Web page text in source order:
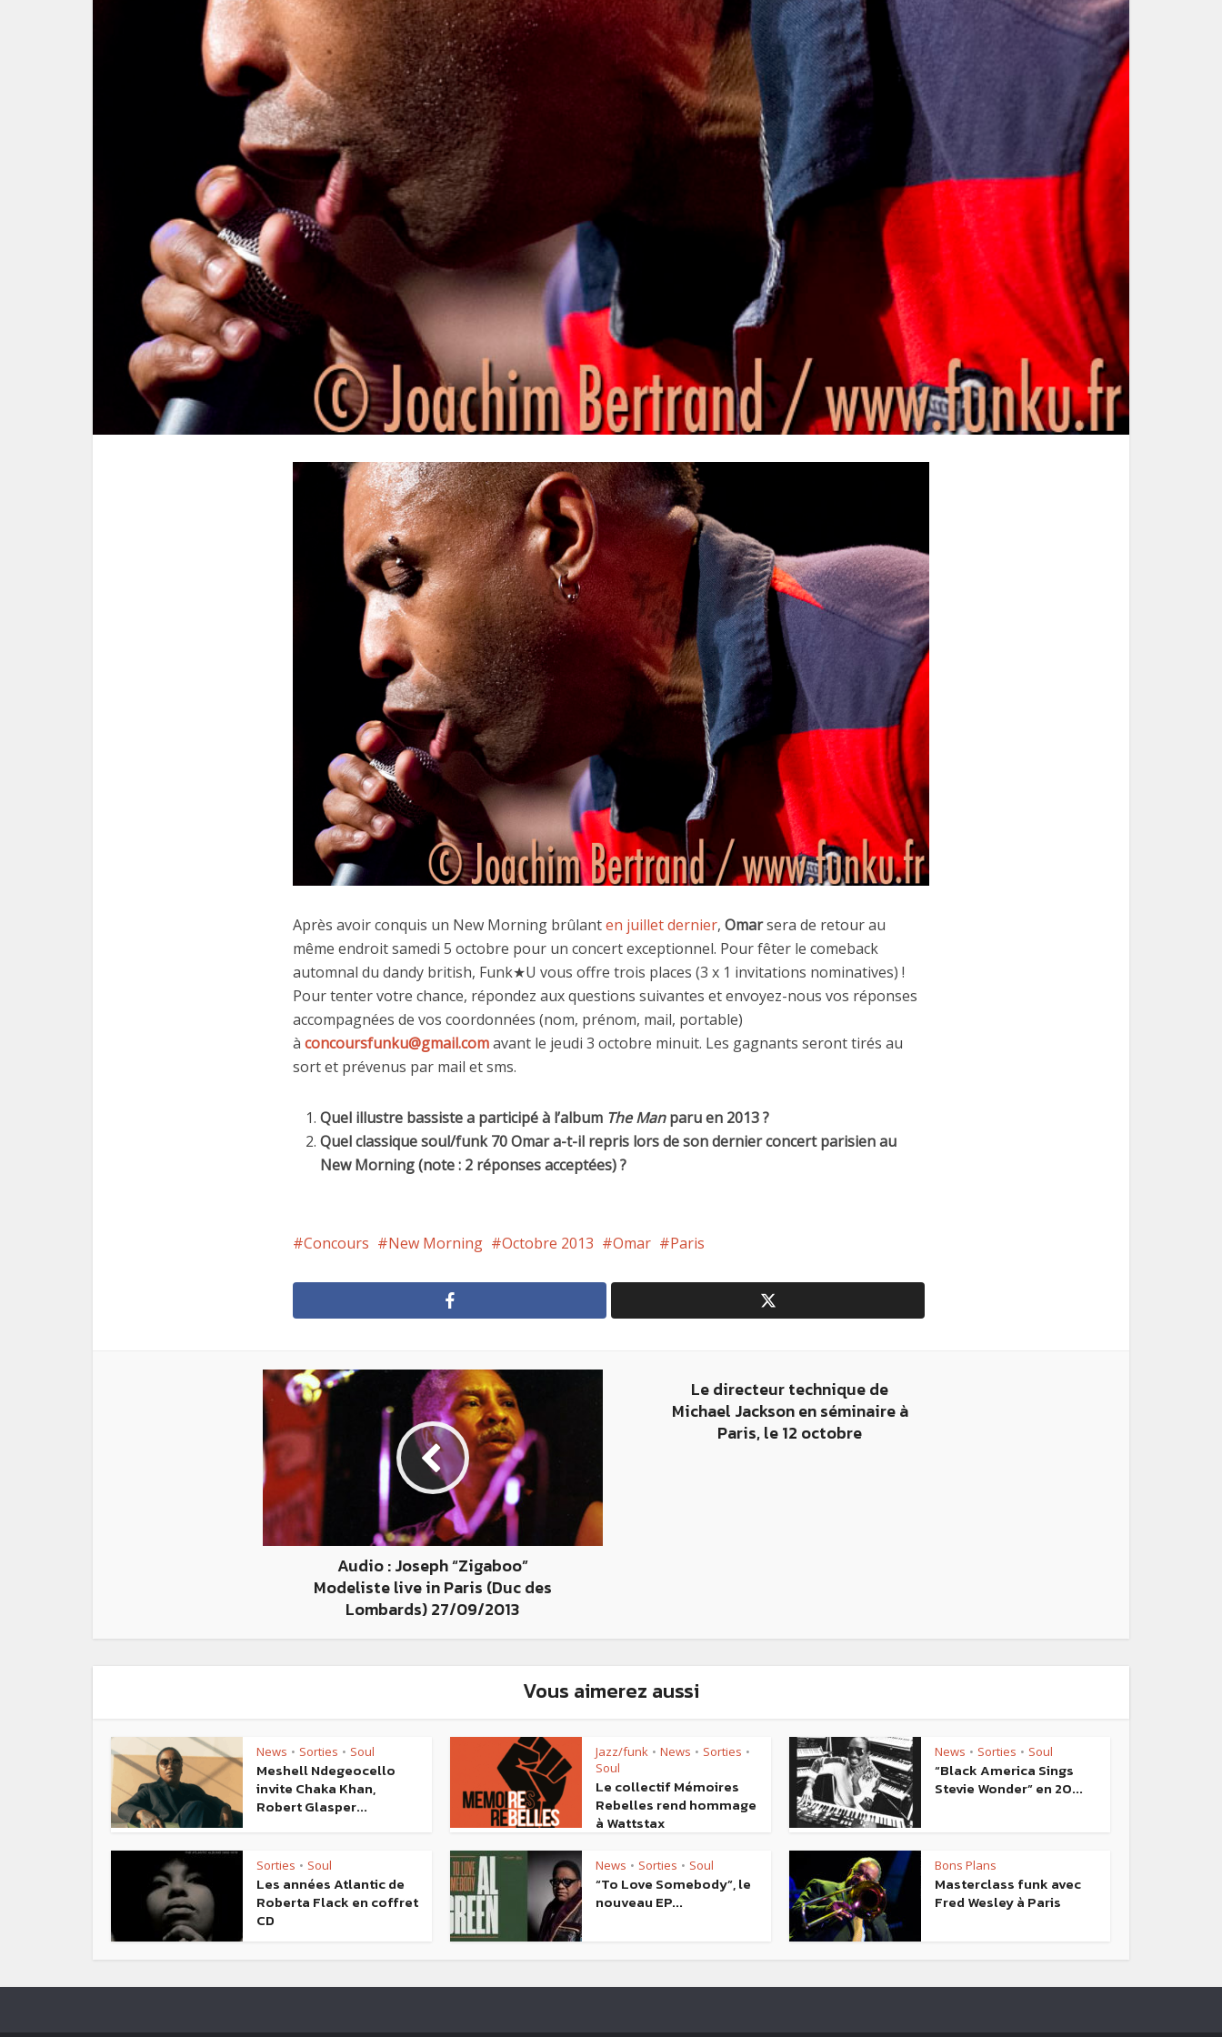
Après avoir conquis un New Morning brûlanten juillet dernier, Omarsera de retour au
même endroit samedi 5 octobre pour un concert exceptionnel. Pour fêter le comeback
automnal du dandy british, Funk★U vous offre trois places (3 x 1 invitations nominatives) !
Pour tenter votre chance, répondez aux questions suivantes et envoyez-nous vos réponses
accompagnées de vos coordonnées (nom, prénom, mail, portable)
à concoursfunku@gmail.comavant le jeudi 3 octobre minuit. Les gagnants seront tirés au
sort et prévenus par mail et sms.
Quel illustre bassiste a participé à l’album The Manparu en 2013 ?
Quel classique soul/funk 70 Omar a-t-il repris lors de son dernier concert parisien au
New Morning (note : 2 réponses acceptées) ?
Concours New Morning Octobre 2013 Omar Paris
Audio : Joseph “Zigaboo”
Modeliste live in Paris (Duc des
Lombards) 27/09/2013
Le directeur technique de
Michael Jackson en séminaire à
Paris, le 12 octobre
Vous aimerez aussi
News • Sorties • Soul
Meshell Ndegeocello
invite Chaka Khan,
Robert Glasper...
Jazz/funk • News • Sorties •
Soul
Le collectif Mémoires
Rebelles rend hommage
à Wattstax
News • Sorties • Soul
“Black America Sings
Stevie Wonder” en 20...
Sorties • Soul
Les années Atlantic de
Roberta Flack en coffret
CD
News • Sorties • Soul
“To Love Somebody”, le
nouveau EP...
Bons Plans
Masterclass funk avec
Fred Wesley à Paris